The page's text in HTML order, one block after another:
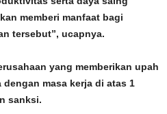
memberi manfaat bagi
tersebut”, ucapnya.
yang memberikan upah
masa kerja di atas 1
sanksi.